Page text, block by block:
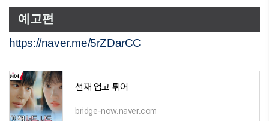
예고편
https://naver.me/5rZDarCC
선재 업고 튀어
bridge-now.naver.com